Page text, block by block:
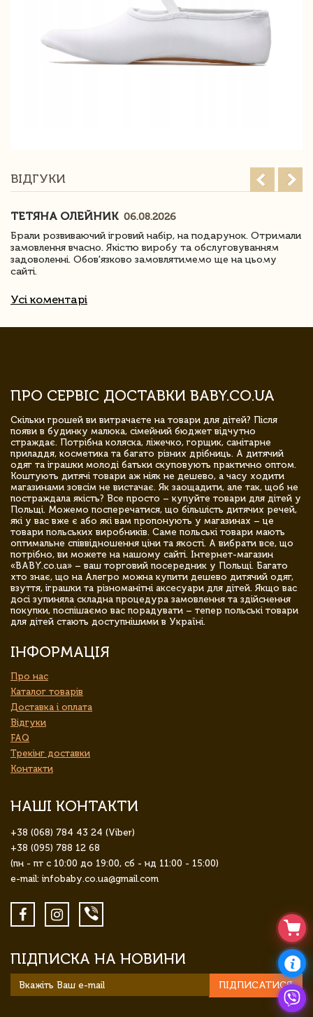
ВІДГУКИ
ТЕТЯНА ОЛЕЙНИК 06.08.2026
Брали розвиваючий ігровий набір, на подарунок. Отримали
замовлення вчасно. Якістю виробу та обслуговуванням
задоволенні. Обов'язково замовлятимемо ще на цьому
сайті.
Усі коментарі
ПРО СЕРВІС ДОСТАВКИ BABY.CO.UA
Скільки грошей ви витрачаєте на товари для дітей? Після
появи в будинку малюка, сімейний бюджет відчутно
страждає. Потрібна коляска, ліжечко, горщик, санітарне
приладдя, косметика та багато різних дрібниць. А дитячий
одяг та іграшки молоді батьки скуповують практично оптом.
Коштують дитячі товари аж ніяк не дешево, а часу ходити
магазинами зовсім не вистачає. Як заощадити, але так, щоб не
постраждала якість? Все просто – купуйте товари для дітей у
Польщі. Можемо посперечатися, що більшість дитячих речей,
які у вас вже є або які вам пропонують у магазинах – це
товари польських виробників. Саме польські товари мають
оптимальне співвідношення ціни та якості. А вибрати все, що
потрібно, ви можете на нашому сайті. Інтернет-магазин
«BABY.co.ua» – ваш торговий посередник у Польщі. Багато
хто знає, що на Алегро можна купити дешево дитячий одяг,
взуття, іграшки та різноманітні аксесуари для дітей. Якщо вас
досі зупиняла складна процедура замовлення та здійснення
покупки, поспішаємо вас порадувати – тепер польські товари
для дітей стають доступнішими в Україні.
ІНФОРМАЦІЯ
Про нас
Каталог товарів
Доставка і оплата
Відгуки
FAQ
Трекінг доставки
Контакти
НАШІ КОНТАКТИ
+38 (068) 784 43 24 (Viber)
+38 (095) 788 12 68
(пн - пт с 10:00 до 19:00, сб - нд 11:00 - 15:00)
e-mail: infobaby.co.ua@gmail.com
ПІДПИСКА НА НОВИНИ
ПІДПИСАТИСЯ